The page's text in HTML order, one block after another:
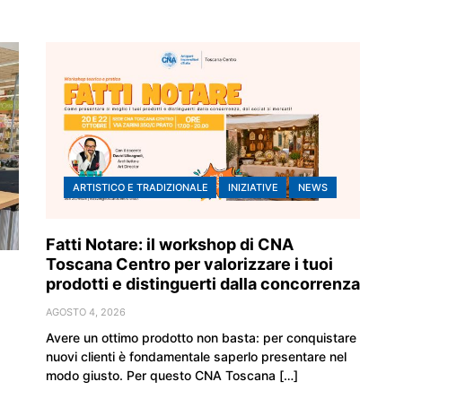
ARTISTICO E TRADIZIONALE INIZIATIVE NEWS
Fatti Notare: il workshop di CNA
Toscana Centro per valorizzare i tuoi
prodotti e distinguerti dalla concorrenza
AGOSTO 4, 2026
Avere un ottimo prodotto non basta: per conquistare
nuovi clienti è fondamentale saperlo presentare nel
modo giusto. Per questo CNA Toscana […]